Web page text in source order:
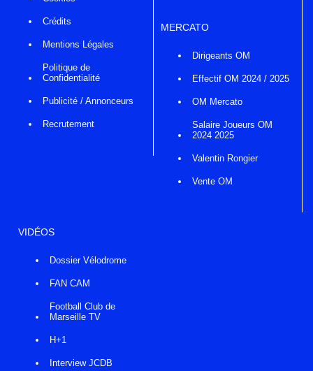
Crédits
Mentions Légales
Politique de
Confidentialité
Publicité / Annonceurs
Recrutement
MERCATO
Dirigeants OM
Effectif OM 2024 / 2025
OM Mercato
Salaire Joueurs OM
2024 2025
Valentin Rongier
Vente OM
VIDÉOS
Dossier Vélodrome
FAN CAM
Football Club de
Marseille TV
H+1
Interview JCDB